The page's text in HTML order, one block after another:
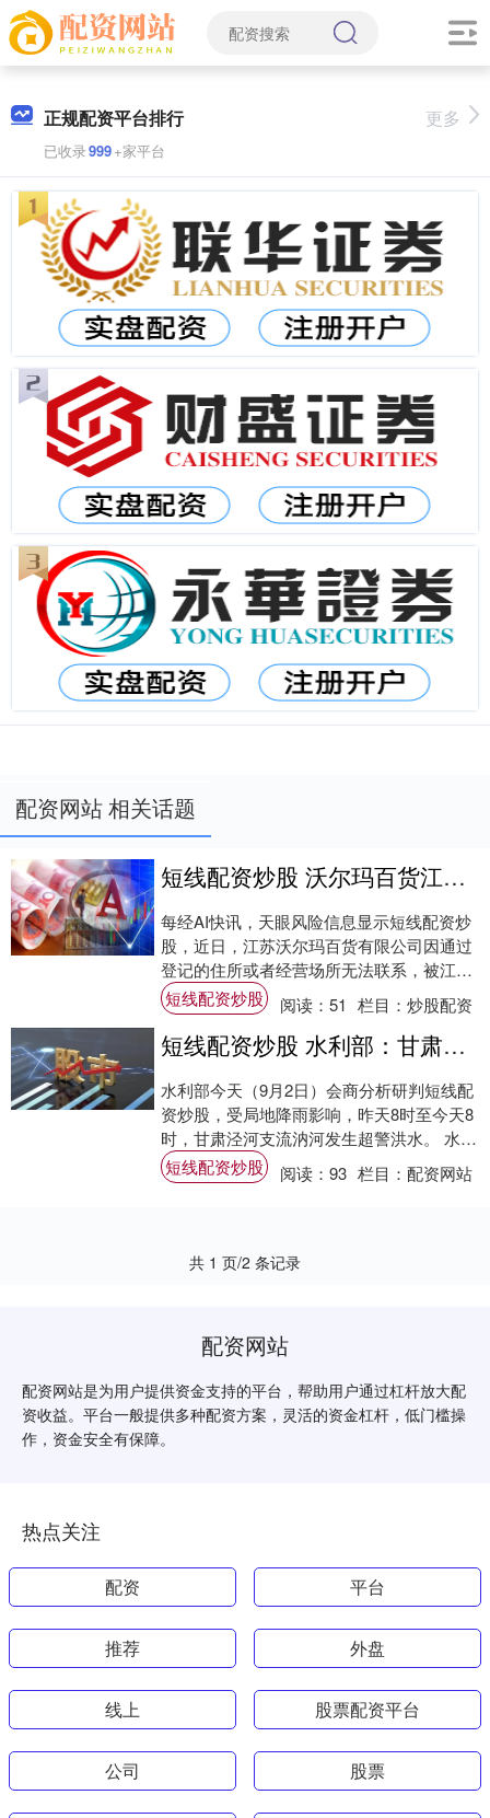
正规配资平台排行
已收录999+家平台
更多
配资网站 相关话题
短线配资炒股 沃尔玛百货江苏公司经营异常
每经AI快讯，天眼风险信息显示短线配资炒
股，近日，江苏沃尔玛百货有限公司因通过
登记的住所或者经营场所无法联系，被江苏
省市场监督管理局列入经营异常名录。 天眼
查显....
短线配资炒股 阅读：51 栏目：炒股配资
短线配资炒股 水利部：甘肃泾河支流汭河发生超警洪水
水利部今天（9月2日）会商分析研判短线配
资炒股，受局地降雨影响，昨天8时至今天8
时，甘肃泾河支流汭河发生超警洪水。 水利
部向内蒙古、四川、宁夏、新疆等省区发出
靶....
短线配资炒股 阅读：93 栏目：配资网站
共 1 页/2 条记录
配资网站
配资网站是为用户提供资金支持的平台，帮助用户通过杠杆放大配
资收益。平台一般提供多种配资方案，灵活的资金杠杆，低门槛操
作，资金安全有保障。
热点关注
配资 平台
推荐 外盘
线上 股票配资平台
公司 股票